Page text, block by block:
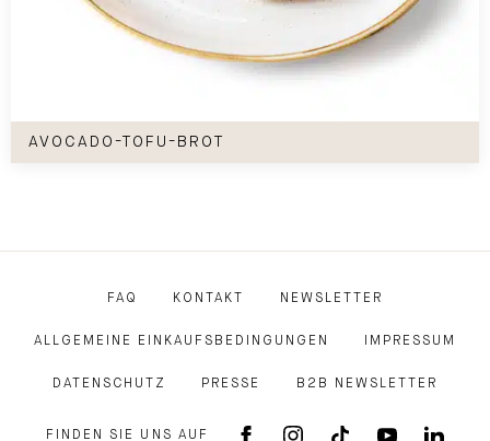
Avocado-Tofu-Brot
AVOCADO-TOFU-BROT
FAQ KONTAKT NEWSLETTER
ALLGEMEINE EINKAUFSBEDINGUNGEN IMPRESSUM
DATENSCHUTZ PRESSE B2B NEWSLETTER
FINDEN SIE UNS AUF